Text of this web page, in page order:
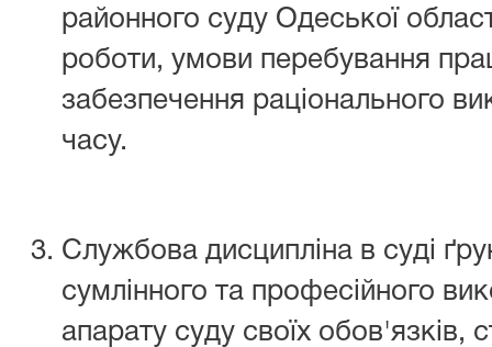
районного суду Одеської
роботи, умови перебування
забезпечення раціонального
часу.
Службова дисципліна в суді
сумлінного та професійного
апарату суду своїх обов'язків,